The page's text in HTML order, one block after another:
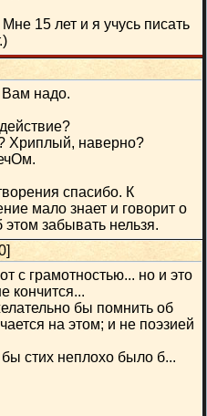
15 лет и я учусь писать
Вам надо.
Хриплый, наверно?
спасибо. К
мало знает и говорит о
забывать нельзя.
с грамотностью... но и это
кончится...
бы помнить об
на этом; и не поэзией
стих неплохо было б...